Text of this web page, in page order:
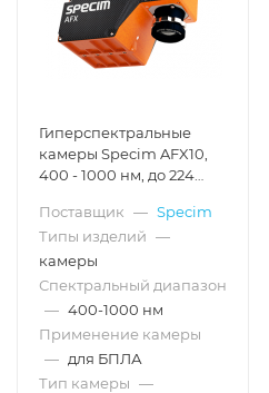
Гиперспектральные
камеры Specim AFX10,
400 - 1000 нм, до 224
Поставщик — Specim
Типы изделий —
камеры
Спектральный диапазон
— 400-1000 нм
Применение камеры
— для БПЛА
Тип камеры —